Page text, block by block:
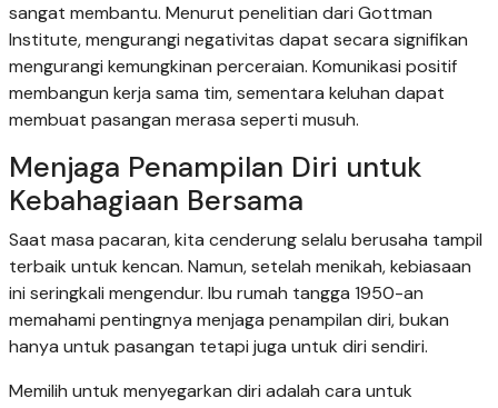
sangat membantu. Menurut penelitian dari Gottman
Institute, mengurangi negativitas dapat secara signifikan
mengurangi kemungkinan perceraian. Komunikasi positif
membangun kerja sama tim, sementara keluhan dapat
membuat pasangan merasa seperti musuh.
Menjaga Penampilan Diri untuk
Kebahagiaan Bersama
Saat masa pacaran, kita cenderung selalu berusaha tampil
terbaik untuk kencan. Namun, setelah menikah, kebiasaan
ini seringkali mengendur. Ibu rumah tangga 1950-an
memahami pentingnya menjaga penampilan diri, bukan
hanya untuk pasangan tetapi juga untuk diri sendiri.
Memilih untuk menyegarkan diri adalah cara untuk